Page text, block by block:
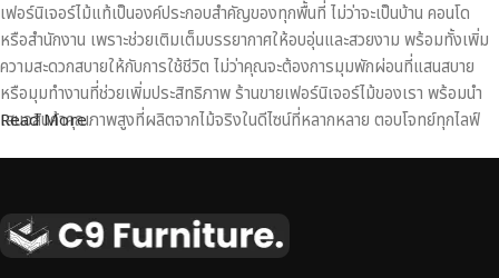
เฟอร์นิเจอร์ไม้แท้เป็นองค์ประกอบสำคัญของทุกพื้นที่ ไม่ว่าจะเป็นบ้าน คอนโด
หรือสำนักงาน เพราะช่วยเติมเต็มบรรยากาศให้อบอุ่นและสวยงาม พร้อมทั้งเพิ่ม
ความสะดวกสบายให้กับการใช้ชีวิต ไม่ว่าคุณจะต้องการมุมพักผ่อนที่แสนสบาย
หรือมุมทำงานที่ช่วยเพิ่มประสิทธิภาพ ร้านขายเฟอร์นิเจอร์ไม้ของเรา พร้อมนำ
เสนอสินค้าคุณภาพสูงที่ผลิตจากไม้จริงในดีไซน์ที่หลากหลาย ตอบโจทย์ทุกไลฟ์
เหนือระดับ
Read More